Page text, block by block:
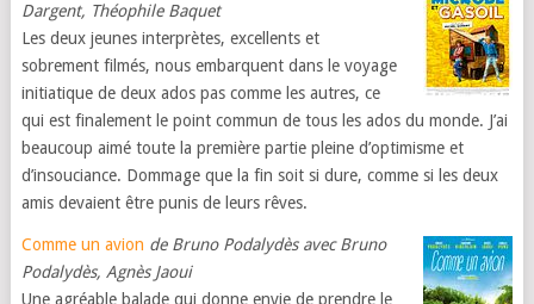
Dargent, Théophile Baquet
Les deux jeunes interprètes, excellents et
sobrement filmés, nous embarquent dans le voyage
initiatique de deux ados pas comme les autres, ce
qui est finalement le point commun de tous les ados du monde. J’ai
beaucoup aimé toute la première partie pleine d’optimisme et
d’insouciance. Dommage que la fin soit si dure, comme si les deux
amis devaient être punis de leurs rêves.
Comme un avion de Bruno Podalydès avec Bruno
Podalydès, Agnès Jaoui
Une agréable balade qui donne envie de prendre le